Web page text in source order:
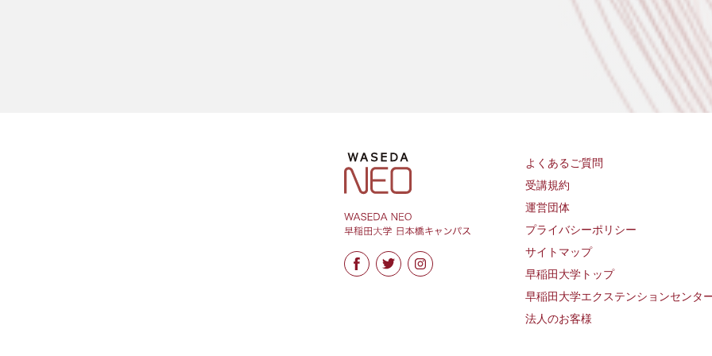
よくあるご質問
受講規約
運営団体
プライバシーポリシー
サイトマップ
早稲田大学トップ
早稲田大学エクステンションセンタ
法人のお客様